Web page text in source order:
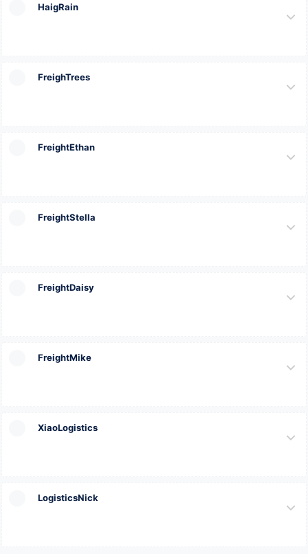
HaigRain
FreighTrees
FreightEthan
FreightStella
FreightDaisy
FreightMike
XiaoLogistics
LogisticsNick